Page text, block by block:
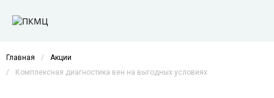
Главная /
Акции
/
Комплексная диагностика вен на выгодных условиях